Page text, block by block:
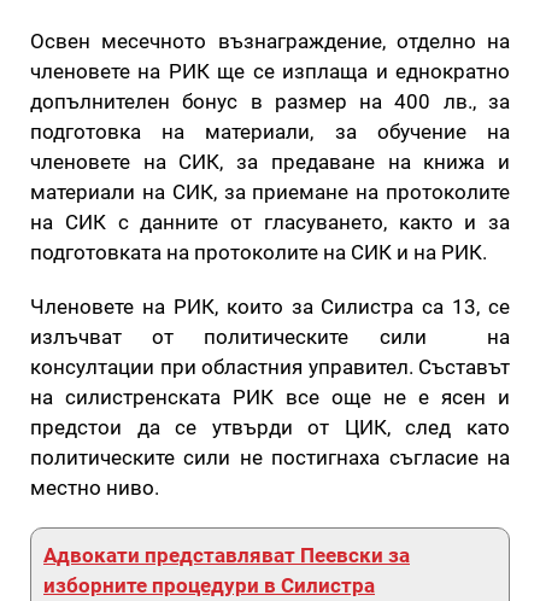
Освен месечното възнаграждение, отделно на
членовете на РИК ще се изплаща и еднократно
допълнителен бонус в размер на 400 лв., за
подготовка на материали, за обучение на
членовете на СИК, за предаване на книжа и
материали на СИК, за приемане на протоколите
на СИК с данните от гласуването, както и за
подготовката на протоколите на СИК и на РИК.
Членовете на РИК, които за Силистра са 13, се
излъчват от политическите сили на
консултации при областния управител. Съставът
на силистренската РИК все още не е ясен и
предстои да се утвърди от ЦИК, след като
политическите сили не постигнаха съгласие на
местно ниво.
Адвокати представляват Пеевски за
изборните процедури в Силистра